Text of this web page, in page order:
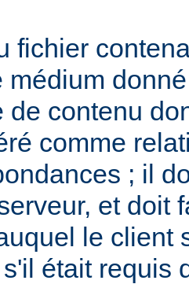
fichier
médium
de contenu
comme
; il
et doit
le client
était requis